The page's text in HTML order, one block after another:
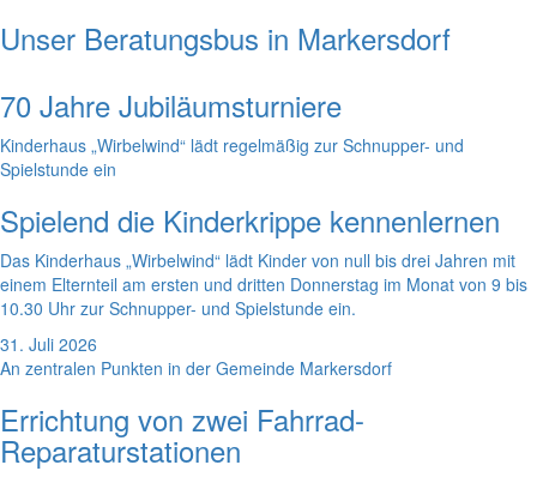
Unser Beratungsbus in Markersdorf
70 Jahre Jubiläumsturniere
Kinderhaus „Wirbelwind“ lädt regelmäßig zur Schnupper- und
Spielstunde ein
Spielend die Kinderkrippe kennenlernen
Das Kinderhaus „Wirbelwind“ lädt Kinder von null bis drei Jahren mit
einem Elternteil am ersten und dritten Donnerstag im Monat von 9 bis
10.30 Uhr zur Schnupper- und Spielstunde ein.
31. Juli 2026
An zentralen Punkten in der Gemeinde Markersdorf
Errichtung von zwei Fahrrad-
Reparaturstationen